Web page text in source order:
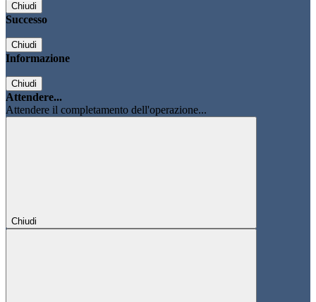
Chiudi
Successo
Chiudi
Informazione
Chiudi
Attendere...
Attendere il completamento dell'operazione...
Chiudi